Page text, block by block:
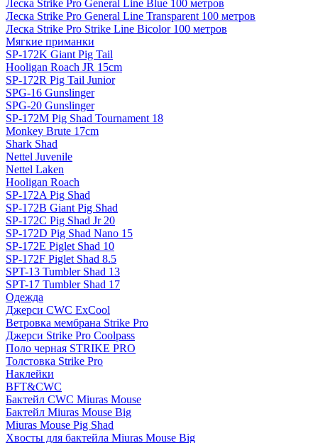
Леска Strike Pro General Line Blue 100 метров
Леска Strike Pro General Line Transparent 100 метров
Леска Strike Pro Strike Line Bicolor 100 метров
Мягкие приманки
SP-172K Giant Pig Tail
Hooligan Roach JR 15cm
SP-172R Pig Tail Junior
SPG-16 Gunslinger
SPG-20 Gunslinger
SP-172M Pig Shad Tournament 18
Monkey Brute 17cm
Shark Shad
Nettel Juvenile
Nettel Laken
Hooligan Roach
SP-172A Pig Shad
SP-172B Giant Pig Shad
SP-172C Pig Shad Jr 20
SP-172D Pig Shad Nano 15
SP-172E Piglet Shad 10
SP-172F Piglet Shad 8.5
SPT-13 Tumbler Shad 13
SPT-17 Tumbler Shad 17
Одежда
Джерси CWC ExCool
Ветровка мембрана Strike Pro
Джерси Strike Pro Coolpass
Поло черная STRIKE PRO
Толстовка Strike Pro
Наклейки
BFT&CWC
Бактейл CWC Miuras Mouse
Бактейл Miuras Mouse Big
Miuras Mouse Pig Shad
Хвосты для бактейла Miuras Mouse Big